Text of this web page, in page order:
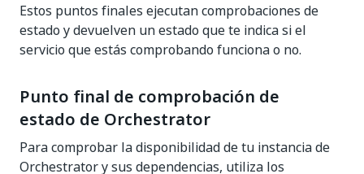
Estos puntos finales ejecutan comprobaciones de
estado y devuelven un estado que te indica si el
servicio que estás comprobando funciona o no.
Punto final de comprobación de
estado de Orchestrator
Para comprobar la disponibilidad de tu instancia de
Orchestrator y sus dependencias, utiliza los